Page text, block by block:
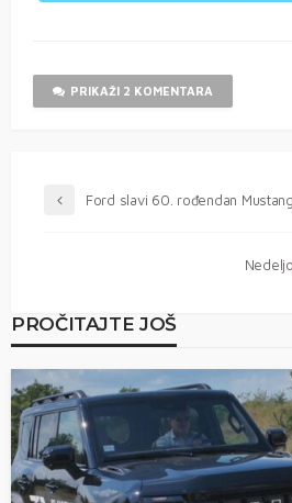
PRIKAŽI 2 KOMENTARA
Ford slavi 60. rođendan
PROČITAJTE JOŠ